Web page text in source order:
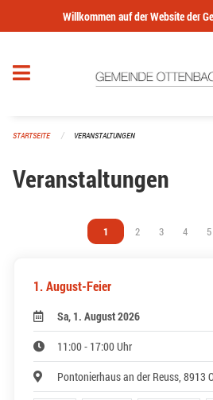
Navigation überspringen
Willkommen auf der Website der
STARTSEITE VERANSTALTUNGEN
Veranstaltungen
Vous êtes sur la page
1 Vous êtes sur la
2 Vous êtes sur
3 Vous
4 5
1. August-Feier
Sa, 1. August 2026
11:00 - 17:00 Uhr
Pontonierhaus an der Reuss, 8913